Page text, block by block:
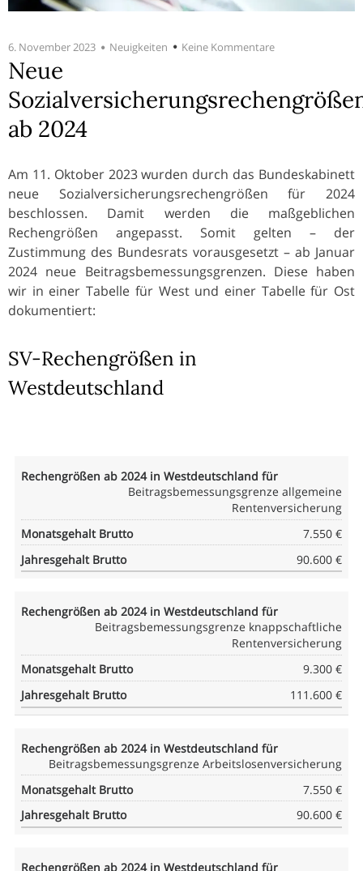
6. November 2023 Neuigkeiten Keine Kommentare
Neue
ab 2024
Am 11. Oktober 2023 wurden durch das Bundeskabinett
neue Sozialversicherungsrechengrößen für 2024
beschlossen. Damit werden die maßgeblichen
Rechengrößen angepasst. Somit gelten – der
Zustimmung des Bundesrats vorausgesetzt – ab Januar
2024 neue Beitragsbemessungsgrenzen. Diese haben
wir in einer Tabelle für West und einer Tabelle für Ost
dokumentiert:
SV-Rechengrößen in
Westdeutschland
Beitragsbemessungsgrenze allgemeine
Rentenversicherung
7.550 €
90.600 €
Beitragsbemessungsgrenze knappschaftliche
Rentenversicherung
9.300 €
111.600 €
Beitragsbemessungsgrenze Arbeitslosenversicherung
7.550 €
90.600 €